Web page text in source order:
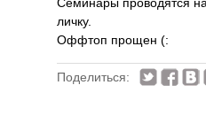
личку.
Оффтоп прощен (:
Поделиться: